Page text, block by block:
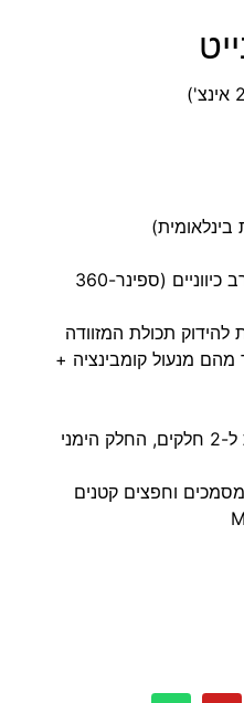
גלגלים 4 גלגלי סיליקון כפולים רב כיווניים (ספינר-360
להידוק תכולת המזוודה
אחד מהם מנעול קומבינציה +
תאים פנימיים המזוודה מחולקת ל-2 חלקים, החלק הימני
וחפצים קטנים